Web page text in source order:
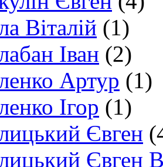
Віталій (1)
Іван (2)
Артур (1)
Ігор (1)
Євген
Євген